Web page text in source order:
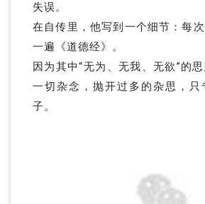
失误。
在自传里，他写到一个细节：每
一遍《道德经》。
因为其中“无为、无我、无欲”的
一切杂念，抛开过多的杂思，只
子。